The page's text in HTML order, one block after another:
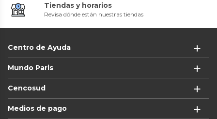
Tiendas y horarios
Revisa dónde están nuestras tiendas
Centro de Ayuda
Mundo Paris
Cencosud
Medios de pago